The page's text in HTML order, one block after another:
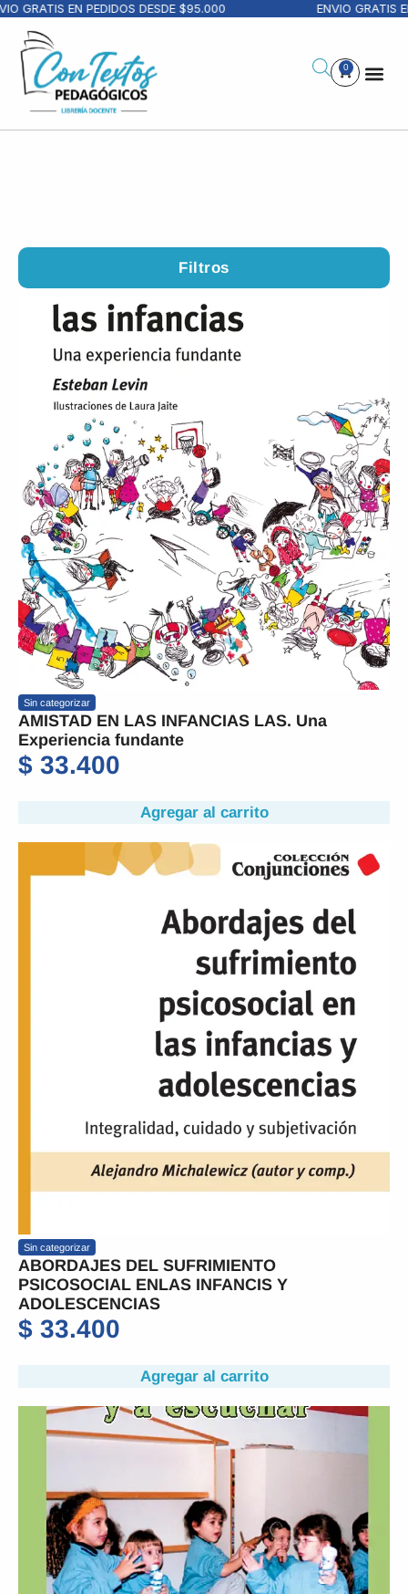
EN PEDIDOS DESDE $95.000 ENVIO GRATIS EN
0
Filtros
Sin categorizar
AMISTAD EN LAS INFANCIAS LAS. Una
Experiencia fundante
$ 33.400
Agregar al carrito
Sin categorizar
ABORDAJES DEL SUFRIMIENTO
PSICOSOCIAL ENLAS INFANCIS Y
ADOLESCENCIAS
$ 33.400
Agregar al carrito